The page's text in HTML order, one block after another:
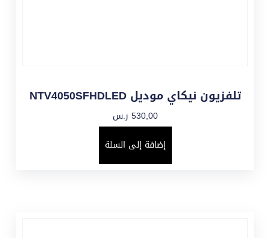
تلفزيون نيكاي موديل NTV4050SFHDLED
530,00 ر.س
إضافة إلى السلة